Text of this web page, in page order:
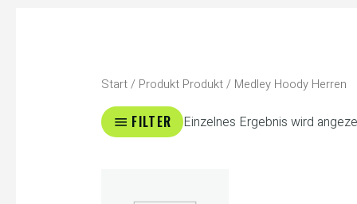
Start/ Produkt Produkt / Medley Hoody Herren
FILTER Einzelnes Ergebnis wird